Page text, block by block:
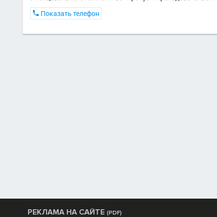
 Показать телефон
РЕКЛАМА НА САЙТЕ (PDF)